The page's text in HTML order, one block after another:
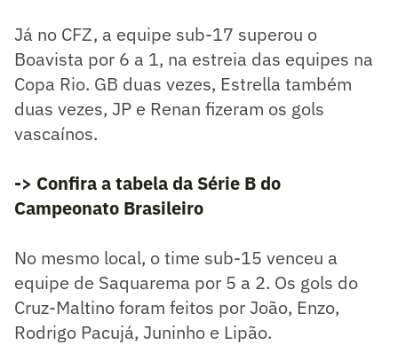
Já no CFZ, a equipe sub-17 superou o
Boavista por 6 a 1, na estreia das equipes na
Copa Rio. GB duas vezes, Estrella também
duas vezes, JP e Renan fizeram os gols
vascaínos.
-> Confira a tabela da Série B do
Campeonato Brasileiro
No mesmo local, o time sub-15 venceu a
equipe de Saquarema por 5 a 2. Os gols do
Cruz-Maltino foram feitos por João, Enzo,
Rodrigo Pacujá, Juninho e Lipão.